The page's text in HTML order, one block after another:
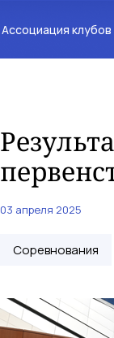
Ассоциация клубов
03 апреля 2025
Соревнования